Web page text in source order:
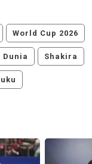
World Cup 2026
Dunia Shakira